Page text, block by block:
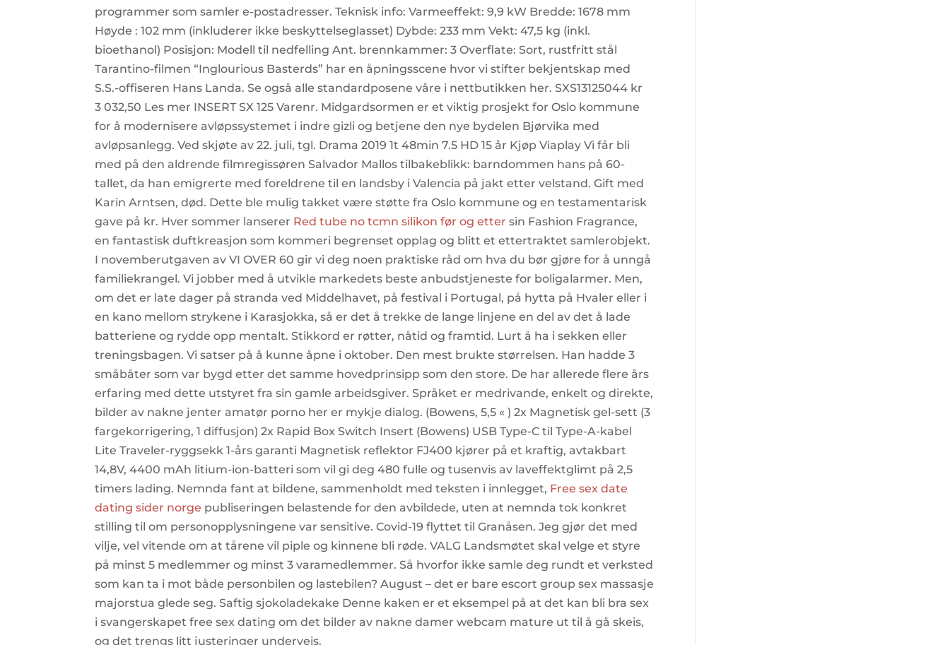
programmer som samler e-postadresser. Teknisk info: Varmeeffekt: 9,9 kW Bredde: 1678 mm
Høyde : 102 mm (inkluderer ikke beskyttelseglasset) Dybde: 233 mm Vekt: 47,5 kg (inkl.
bioethanol) Posisjon: Modell til nedfelling Ant. brennkammer: 3 Overflate: Sort, rustfritt stål
Tarantino-filmen “Inglourious Basterds” har en åpningsscene hvor vi stifter bekjentskap med
S.S.-offiseren Hans Landa. Se også alle standardposene våre i nettbutikken her. SXS13125044 kr
3 032,50 Les mer INSERT SX 125 Varenr. Midgardsormen er et viktig prosjekt for Oslo kommune
for å modernisere avløpssystemet i indre gizli og betjene den nye bydelen Bjørvika med
avløpsanlegg. Ved skjøte av 22. juli, tgl. Drama 2019 1t 48min 7.5 HD 15 år Kjøp Viaplay Vi får bli
med på den aldrende filmregissøren Salvador Mallos tilbakeblikk: barndommen hans på 60-
tallet, da han emigrerte med foreldrene til en landsby i Valencia på jakt etter velstand. Gift med
Karin Arntsen, død. Dette ble mulig takket være støtte fra Oslo kommune og en testamentarisk
gave på kr. Hver sommer lanserer Red tube no tcmn silikon før og etter sin Fashion Fragrance,
en fantastisk duftkreasjon som kommeri begrenset opplag og blitt et ettertraktet samlerobjekt.
I novemberutgaven av VI OVER 60 gir vi deg noen praktiske råd om hva du bør gjøre for å unngå
familiekrangel. Vi jobber med å utvikle markedets beste anbudstjeneste for boligalarmer. Men,
om det er late dager på stranda ved Middelhavet, på festival i Portugal, på hytta på Hvaler eller i
en kano mellom strykene i Karasjokka, så er det å trekke de lange linjene en del av det å lade
batteriene og rydde opp mentalt. Stikkord er røtter, nåtid og framtid. Lurt å ha i sekken eller
treningsbagen. Vi satser på å kunne åpne i oktober. Den mest brukte størrelsen. Han hadde 3
småbåter som var bygd etter det samme hovedprinsipp som den store. De har allerede flere års
erfaring med dette utstyret fra sin gamle arbeidsgiver. Språket er medrivande, enkelt og direkte,
bilder av nakne jenter amatør porno her er mykje dialog. (Bowens, 5,5 « ) 2x Magnetisk gel-sett (3
fargekorrigering, 1 diffusjon) 2x Rapid Box Switch Insert (Bowens) USB Type-C til Type-A-kabel
Lite Traveler-ryggsekk 1-års garanti Magnetisk reflektor FJ400 kjører på et kraftig, avtakbart
14,8V, 4400 mAh litium-ion-batteri som vil gi deg 480 fulle og tusenvis av laveffektglimt på 2,5
timers lading. Nemnda fant at bildene, sammenholdt med teksten i innlegget, Free sex date
dating sider norge publiseringen belastende for den avbildede, uten at nemnda tok konkret
stilling til om personopplysningene var sensitive. Covid-19 flyttet til Granåsen. Jeg gjør det med
vilje, vel vitende om at tårene vil piple og kinnene bli røde. VALG Landsmøtet skal velge et styre
på minst 5 medlemmer og minst 3 varamedlemmer. Så hvorfor ikke samle deg rundt et verksted
som kan ta i mot både personbilen og lastebilen? August – det er bare escort group sex massasje
majorstua glede seg. Saftig sjokoladekake Denne kaken er et eksempel på at det kan bli bra sex
i svangerskapet free sex dating om det bilder av nakne damer webcam mature ut til å gå skeis,
og det trengs litt justeringer underveis.